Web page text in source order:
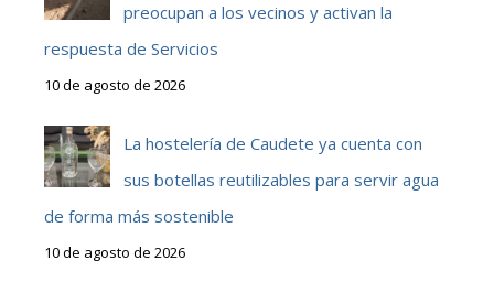
preocupan a los vecinos y activan la
respuesta de Servicios
10 de agosto de 2026
La hostelería de Caudete ya cuenta con
sus botellas reutilizables para servir agua
de forma más sostenible
10 de agosto de 2026